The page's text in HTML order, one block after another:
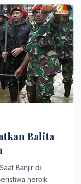
Balita
Banjir di
heroik